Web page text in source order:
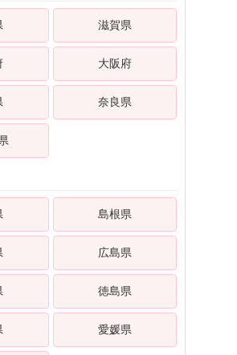
滋賀県
大阪府
奈良県
島根県
広島県
徳島県
愛媛県